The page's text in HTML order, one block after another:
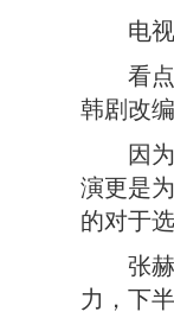
电视台
看
韩剧改
因为同
演更是
的对于
张赫、
力，下